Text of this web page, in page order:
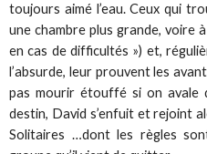
toujours aimé l’eau. Ceux qui
une chambre plus grande, voire
en cas de difficultés ») et,
l’absurde, leur prouvent les
pas mourir étouffé si on avale
destin, David s’enfuit et rejoint
Solitaires …dont les règles